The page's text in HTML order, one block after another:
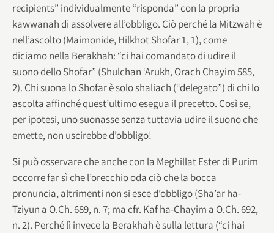
recipients” individualmente “risponda” con la propria
kawwanah di assolvere all’obbligo. Ciò perché la Mitzwah è
nell’ascolto (Maimonide, Hilkhot Shofar 1, 1), come
diciamo nella Berakhah: “ci hai comandato di udire il
suono dello Shofar” (Shulchan ‘Arukh, Orach Chayim 585,
2). Chi suona lo Shofar è solo shaliach (“delegato”) di chi lo
ascolta affinché quest’ultimo esegua il precetto. Così se,
per ipotesi, uno suonasse senza tuttavia udire il suono che
emette, non uscirebbe d’obbligo!
Si può osservare che anche con la Meghillat Ester di Purim
occorre far sì che l’orecchio oda ciò che la bocca
pronuncia, altrimenti non si esce d’obbligo (Sha’ar ha-
Tziyun a O.Ch. 689, n. 7; ma cfr. Kaf ha-Chayim a O.Ch. 692,
n. 2). Perché lì invece la Berakhah è sulla lettura (“ci hai